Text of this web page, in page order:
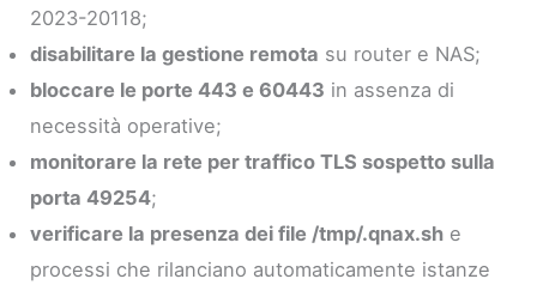
2023-20118;
disabilitare la gestione remota su router e NAS;
bloccare le porte 443 e 60443 in assenza di
necessità operative;
monitorare la rete per traffico TLS sospetto sulla
porta 49254;
verificare la presenza dei file /tmp/.qnax.sh e
processi che rilanciano automaticamente istanze